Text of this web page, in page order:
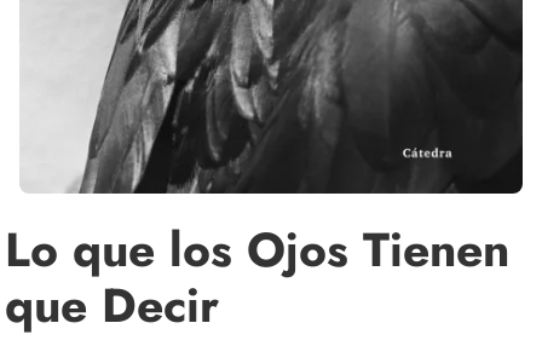
Lo que los Ojos Tienen
que Decir